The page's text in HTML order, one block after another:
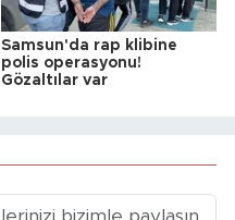
Samsun'da rap klibine
polis operasyonu!
Gözaltılar var